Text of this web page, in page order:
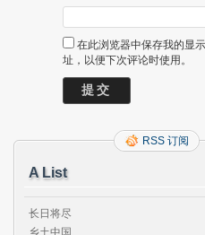
在此浏览器中保存我的显
址，以便下次评论时使用。
RSS 订阅
A List
长日将尽
乡土中国